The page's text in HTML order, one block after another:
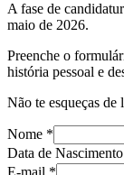
A fase de
maio de 2026.
Preenche o
história pessoal e
Não te esqueças de
Nome *
Data de Nascimento